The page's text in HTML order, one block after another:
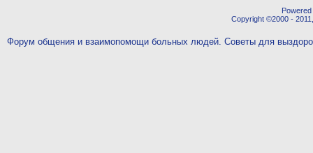
Copyright ©2000 -
Форум общения и взаимопомощи больных людей. Советы для